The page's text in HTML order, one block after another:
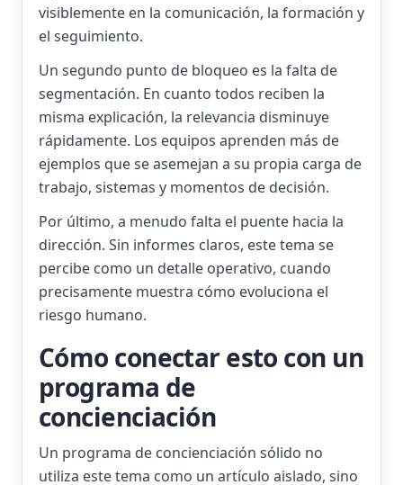
visiblemente en la comunicación, la formación y
el seguimiento.
Un segundo punto de bloqueo es la falta de
segmentación. En cuanto todos reciben la
misma explicación, la relevancia disminuye
rápidamente. Los equipos aprenden más de
ejemplos que se asemejan a su propia carga de
trabajo, sistemas y momentos de decisión.
Por último, a menudo falta el puente hacia la
dirección. Sin informes claros, este tema se
percibe como un detalle operativo, cuando
precisamente muestra cómo evoluciona el
riesgo humano.
Cómo conectar esto con un
programa de
concienciación
Un programa de concienciación sólido no
utiliza este tema como un artículo aislado, sino